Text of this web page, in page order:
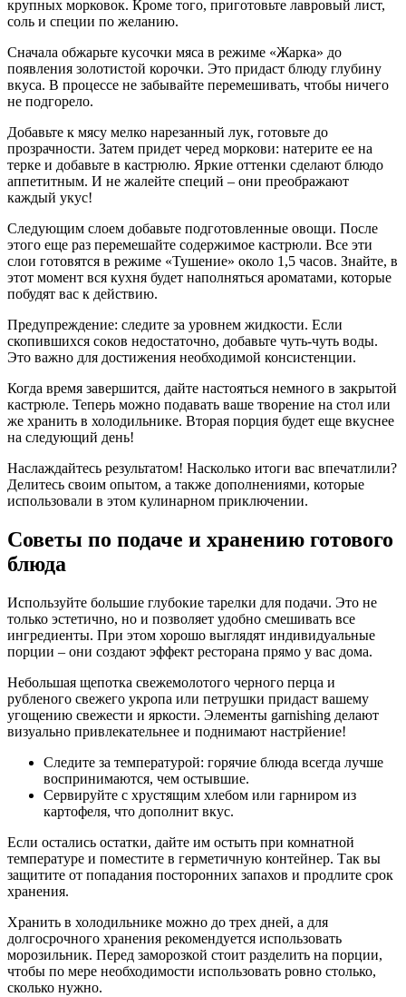
крупных морковок. Кроме того, приготовьте лавровый лист,
соль и специи по желанию.
Сначала обжарьте кусочки мяса в режиме «Жарка» до
появления золотистой корочки. Это придаст блюду глубину
вкуса. В процессе не забывайте перемешивать, чтобы ничего
не подгорело.
Добавьте к мясу мелко нарезанный лук, готовьте до
прозрачности. Затем придет черед моркови: натерите ее на
терке и добавьте в кастрюлю. Яркие оттенки сделают блюдо
аппетитным. И не жалейте специй – они преображают
каждый укус!
Следующим слоем добавьте подготовленные овощи. После
этого еще раз перемешайте содержимое кастрюли. Все эти
слои готовятся в режиме «Тушение» около 1,5 часов. Знайте, в
этот момент вся кухня будет наполняться ароматами, которые
побудят вас к действию.
Предупреждение: следите за уровнем жидкости. Если
скопившихся соков недостаточно, добавьте чуть-чуть воды.
Это важно для достижения необходимой консистенции.
Когда время завершится, дайте настояться немного в закрытой
кастрюле. Теперь можно подавать ваше творение на стол или
же хранить в холодильнике. Вторая порция будет еще вкуснее
на следующий день!
Наслаждайтесь результатом! Насколько итоги вас впечатлили?
Делитесь своим опытом, а также дополнениями, которые
использовали в этом кулинарном приключении.
Советы по подаче и хранению готового
блюда
Используйте большие глубокие тарелки для подачи. Это не
только эстетично, но и позволяет удобно смешивать все
ингредиенты. При этом хорошо выглядят индивидуальные
порции – они создают эффект ресторана прямо у вас дома.
Небольшая щепотка свежемолотого черного перца и
рубленого свежего укропа или петрушки придаст вашему
угощению свежести и яркости. Элементы garnishing делают
визуально привлекательнее и поднимают настрйение!
Следите за температурой: горячие блюда всегда лучше
воспринимаются, чем остывшие.
Сервируйте с хрустящим хлебом или гарниром из
картофеля, что дополнит вкус.
Если остались остатки, дайте им остыть при комнатной
температуре и поместите в герметичную контейнер. Так вы
защитите от попадания посторонних запахов и продлите срок
хранения.
Хранить в холодильнике можно до трех дней, а для
долгосрочного хранения рекомендуется использовать
морозильник. Перед заморозкой стоит разделить на порции,
чтобы по мере необходимости использовать ровно столько,
сколько нужно.